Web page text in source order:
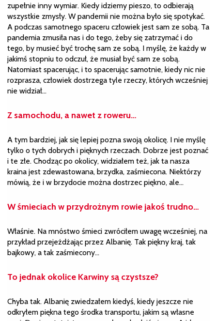
zupełnie inny wymiar. Kiedy idziemy pieszo, to odbierają
wszystkie zmysły. W pandemii nie można było się spotykać.
A podczas samotnego spaceru człowiek jest sam ze sobą. Ta
pandemia zmusiła nas i do tego, żeby się zatrzymać i do
tego, by musieć być trochę sam ze sobą. I myślę, że każdy w
jakimś stopniu to odczuł, że musiał być sam ze sobą.
Natomiast spacerując, i to spacerując samotnie, kiedy nic nie
rozprasza, człowiek dostrzega tyle rzeczy, których wcześniej
nie widział…
Z samochodu, a nawet z roweru…
A tym bardziej, jak się lepiej pozna swoją okolicę. I nie myślę
tylko o tych dobrych i pięknych rzeczach. Dobrze jest poznać
i te złe. Chodząc po okolicy, widziałem też, jak ta nasza
kraina jest zdewastowana, brzydka, zaśmiecona. Niektórzy
mówią, że i w brzydocie można dostrzec piękno, ale…
W śmieciach w przydrożnym rowie jakoś trudno…
Właśnie. Na mnóstwo śmieci zwróciłem uwagę wcześniej, na
przykład przejeżdżając przez Albanię. Tak piękny kraj, tak
bajkowy, a tak zaśmiecony…
To jednak okolice Karwiny są czystsze?
Chyba tak. Albanię zwiedzałem kiedyś, kiedy jeszcze nie
odkryłem piękna tego środka transportu, jakim są własne